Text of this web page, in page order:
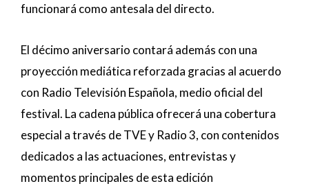
funcionará como antesala del directo.
El décimo aniversario contará además con una
proyección mediática reforzada gracias al acuerdo
con Radio Televisión Española, medio oficial del
festival. La cadena pública ofrecerá una cobertura
especial a través de TVE y Radio 3, con contenidos
dedicados a las actuaciones, entrevistas y
momentos principales de esta edición